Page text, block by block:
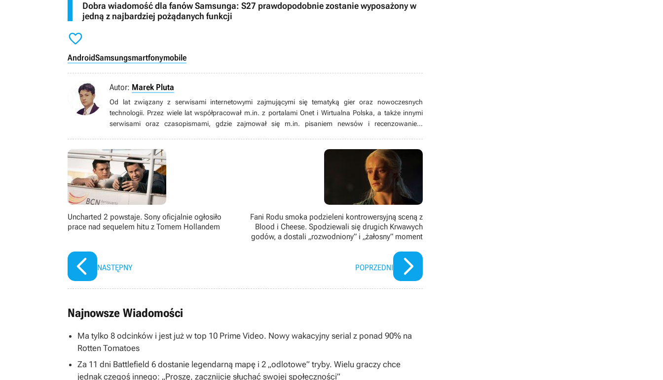
Dobra wiadomość dla fanów Samsunga: S27 prawdopodobnie zostanie wyposażony w
jedną z najbardziej pożądanych funkcji

AndroidSamsungsmartfonymobile
Autor: Marek Pluta
Od lat związany z serwisami internetowymi zajmującymi się tematyką gier oraz nowoczesnych
technologii. Przez wiele lat współpracował m.in. z portalami Onet i Wirtualna Polska, a także innymi
serwisami oraz czasopismami, gdzie zajmował się m.in. pisaniem newsów i recenzowaniem
Do jego ulubionych gatunków należą strzelanki oraz produkcje MMO.
Uncharted 2 powstaje. Sony oficjalnie ogłosiło
prace nad sequelem hitu z Tomem Hollandem
NASTĘPNY
Fani Rodu smoka podzieleni kontrowersyjną sceną z
Blood i Cheese. Spodziewali się drugich Krwawych
godów, a dostali „rozwodniony” i „żałosny” moment
POPRZEDNI
Najnowsze Wiadomości
Ma tylko 8 odcinków i jest już w top 10 Prime Video. Nowy wakacyjny serial z ponad 90% na
Rotten Tomatoes
Za 11 dni Battlefield 6 dostanie legendarną mapę i 2 „odlotowe” tryby. Wielu graczy chce
jednak czegoś innego: „Proszę, zacznijcie słuchać swojej społeczności”